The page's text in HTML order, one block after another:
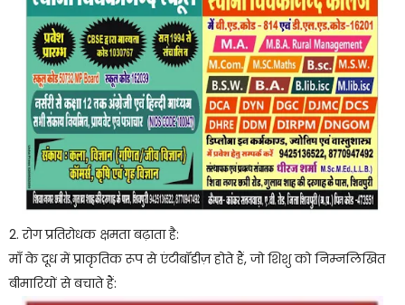
2. रोग प्रतिरोधक क्षमता बढ़ाता है:
माँ के दूध में प्राकृतिक रूप से एंटीबॉडीज़ होते हैं, जो शिशु को निम्नलिखित
बीमारियों से बचाते हैं: